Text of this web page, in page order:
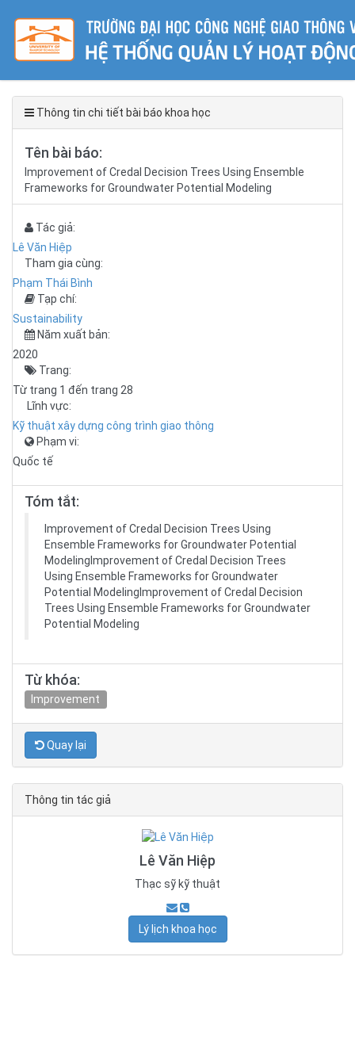
Thông tin chi tiết bài báo khoa học
Tên bài báo:
Improvement of Credal Decision Trees Using Ensemble
Frameworks for Groundwater Potential Modeling
Tác giả:
Lê Văn Hiệp
Tham gia cùng:
Phạm Thái Bình
Tạp chí:
Sustainability
Năm xuất bản:
2020
Trang:
Từ trang 1 đến trang 28
Lĩnh vực:
Kỹ thuật xây dựng công trình giao thông
Phạm vi:
Quốc tế
Tóm tắt:
Improvement of Credal Decision Trees Using
Ensemble Frameworks for Groundwater Potential
ModelingImprovement of Credal Decision Trees
Using Ensemble Frameworks for Groundwater
Potential ModelingImprovement of Credal Decision
Trees Using Ensemble Frameworks for Groundwater
Potential Modeling
Từ khóa:
Improvement
Quay lại
Thông tin tác giả
Lê Văn Hiệp
Thạc sỹ kỹ thuật
Lý lịch khoa học